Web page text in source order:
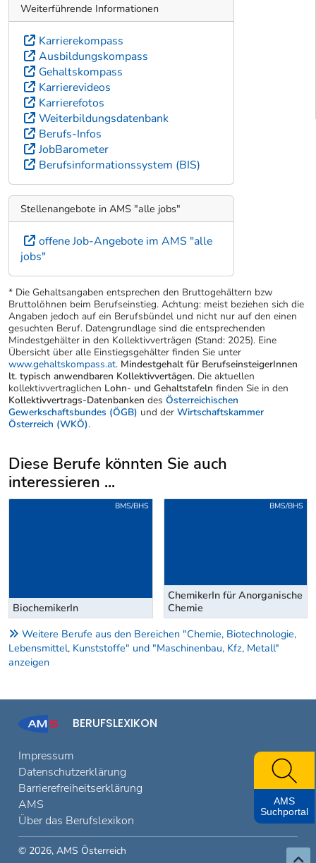
Weiterführende Informationen
Karrierekompass
Ausbildungskompass
Gehaltskompass
Karrierevideos
Karrierefotos
Weiterbildungsdatenbank
Berufs-Infos
JobBarometer
Berufsinformationssystem (BIS)
Stellenangebote in AMS "alle jobs"
offene Job-Angebote im AMS "alle
jobs"
* Die Gehaltsangaben entsprechen den Bruttogehältern bzw
Bruttolöhnen beim Berufseinstieg. Achtung: meist beziehen sich die
Angaben jedoch auf ein Berufsbündel und nicht nur auf den einen
gesuchten Beruf. Datengrundlage sind die entsprechenden
Mindestgehälter in den Kollektivverträgen (Stand: 2025). Eine
Übersicht über alle Einstiegsgehälter finden Sie unter
www.gehaltskompass.at. Mindestgehalt für BerufseinsteigerInnen
lt. typisch anwendbaren Kollektivvertägen. Die aktuellen
kollektivvertraglichen Lohn- und Gehaltstafeln finden Sie in den
Kollektivvertrags-Datenbanken des Österreichischen
Gewerkschaftsbundes (ÖGB) und der Wirtschaftskammer
Österreich (WKÖ).
Diese Berufe könnten Sie auch
interessieren ...
Uber weitere Berufsvorschläge
BiochemikerIn
BMS/BHS
ChemikerIn für Anorganische
Chemie
BMS/BHS
Weitere Berufe aus den Bereichen "Chemie, Biotechnologie,
Lebensmittel, Kunststoffe" und "Maschinenbau, Kfz, Metall"
anzeigen
BERUFSLEXIKON
Impressum
Datenschutzerklärung
Barrierefreiheitserklärung
AMS
Über das Berufslexikon
© 2026, AMS Österreich
AMS
Suchportal